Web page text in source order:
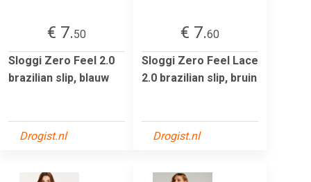
€ 7.50
Sloggi Zero Feel 2.0
brazilian slip, blauw
Drogist.nl
€ 7.60
Sloggi Zero Feel Lace
2.0 brazilian slip, bruin
Drogist.nl